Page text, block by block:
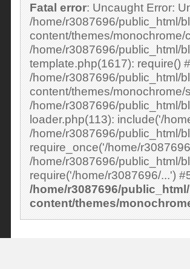
Fatal error: Uncaught Error: Undefined constant "cs_print_smilies" in
/home/r3087696/public_html/
content/themes/
/home/r3087696/public_html/
template.php(1617): require()
/home/r3087696/public_html/
content/themes/
/home/r3087696/public_html/
loader.php(113): include('/
/home/r3087696/public_html/
require_once('/home/
/home/r3087696/public_html/
/home/r3087696/
content/themes/